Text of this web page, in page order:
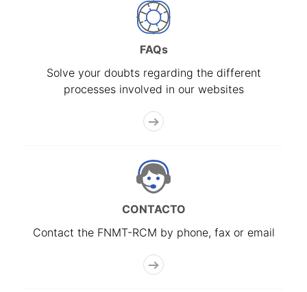
FAQs
Solve your doubts regarding the different
processes involved in our websites
CONTACTO
Contact the FNMT-RCM by phone, fax or email